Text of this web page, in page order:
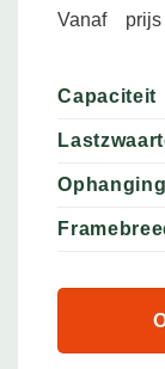
Vanaf
Capaciteit
Ophanging